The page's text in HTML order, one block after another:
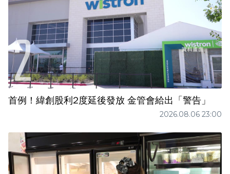
首例！緯創股利2度延後發放 金管會給出「警告」
2026.08.06 23:00